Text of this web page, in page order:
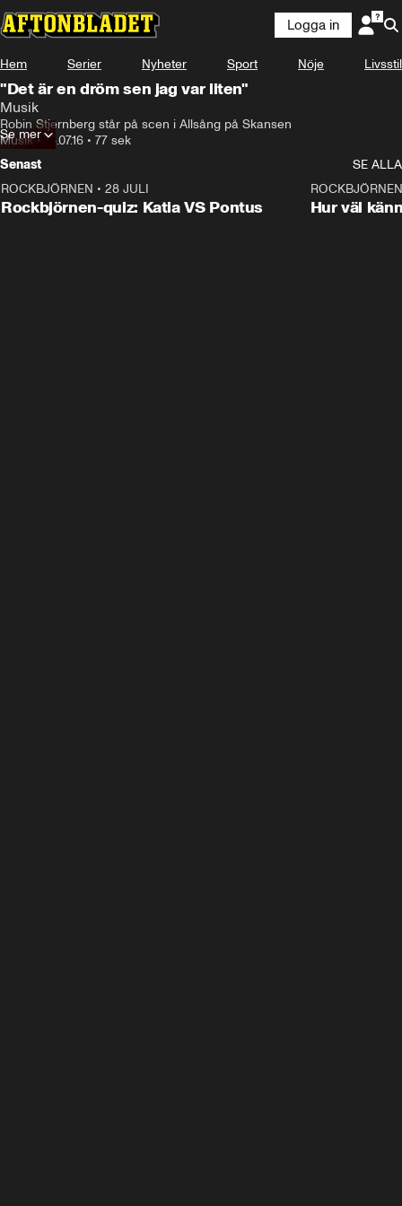
Logga in
Hem Serier Nyheter Sport Nöje Livsstil
"Det är en dröm sen jag var liten"
Musik
Robin Stjernberg står på scen i Allsång på Skansen
Musik• 18.07.16 • 77 sek
Se mer
Senast
SE ALLA
ROCKBJÖRNEN • 28 JULI
Rockbjörnen-quiz: Katia VS Pontus
ROCKBJÖRNEN
Hur väl